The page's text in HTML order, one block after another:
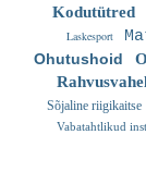
Kodutütred
Laskesport
Ohutushoid
Sõjaline riigikaitse
Vabatahtlikud